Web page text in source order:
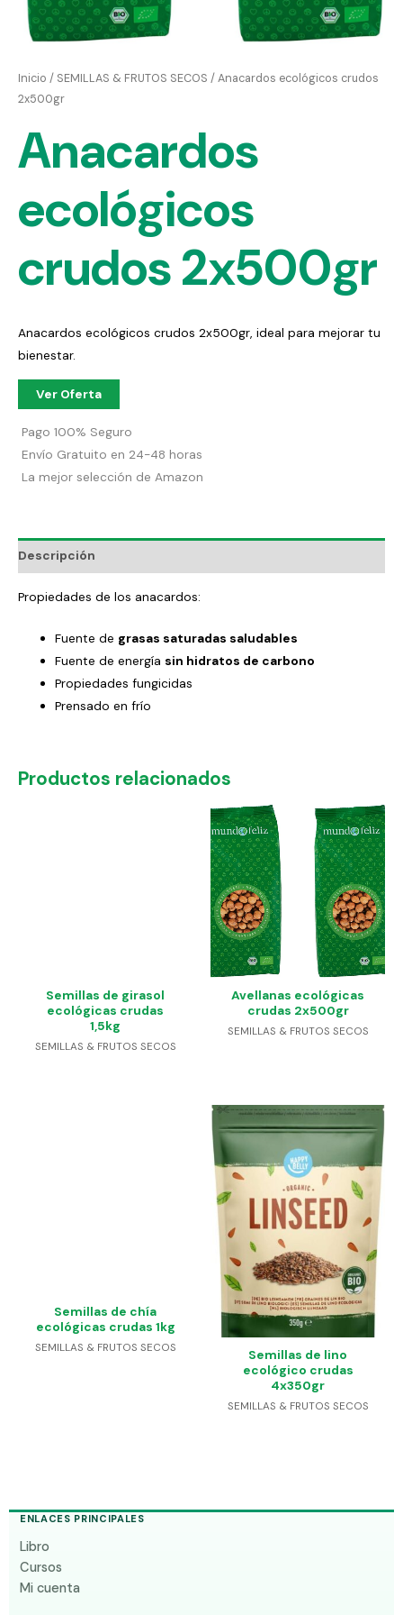
Inicio / SEMILLAS & FRUTOS SECOS / Anacardos ecológicos crudos
2x500gr
Anacardos
ecológicos
crudos 2x500gr
Anacardos ecológicos crudos 2x500gr, ideal para mejorar tu
bienestar.
Ver Oferta
Pago 100% Seguro
Envío Gratuito en 24-48 horas
La mejor selección de Amazon
Descripción
Propiedades de los anacardos:
Fuente de grasas saturadas saludables
Fuente de energía sin hidratos de carbono
Propiedades fungicidas
Prensado en frío
Productos relacionados
Semillas de girasol
ecológicas crudas
1,5kg
SEMILLAS & FRUTOS SECOS
Avellanas ecológicas
crudas 2x500gr
SEMILLAS & FRUTOS SECOS
Semillas de chía
ecológicas crudas 1kg
SEMILLAS & FRUTOS SECOS
Semillas de lino
ecológico crudas
4x350gr
SEMILLAS & FRUTOS SECOS
ENLACES PRINCIPALES
Libro
Cursos
Mi cuenta